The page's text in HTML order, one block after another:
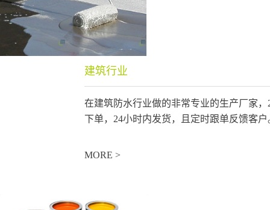
建筑行业
在建筑防水行业做的非常专业的生产厂家
下单，24小时内发货，且定时跟单反馈客
MORE >